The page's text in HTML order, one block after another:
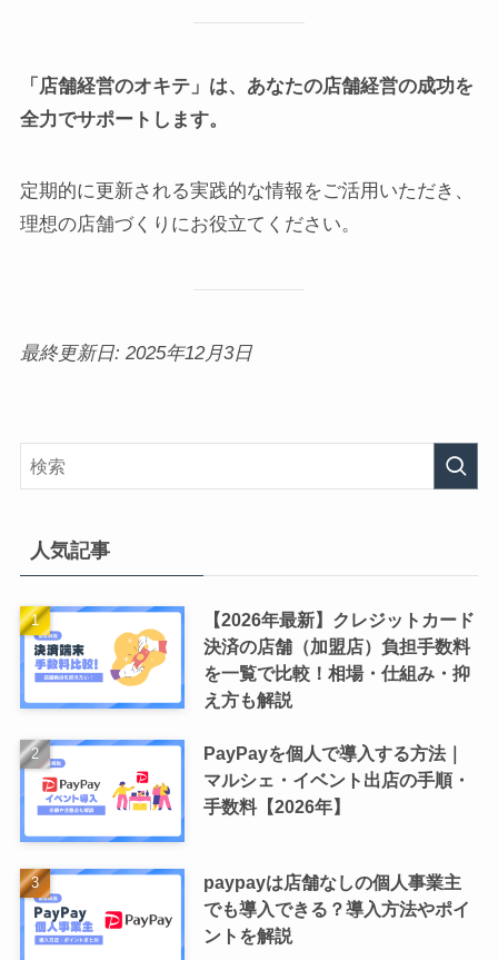
「店舗経営のオキテ」は、あなたの店舗経営の成功を
全力でサポートします。
定期的に更新される実践的な情報をご活用いただき、
理想の店舗づくりにお役立てください。
最終更新日: 2025年12月3日
人気記事
【2026年最新】クレジットカード
決済の店舗（加盟店）負担手数料
を一覧で比較！相場・仕組み・抑
え方も解説
PayPayを個人で導入する方法｜
マルシェ・イベント出店の手順・
手数料【2026年】
paypayは店舗なしの個人事業主
でも導入できる？導入方法やポイ
ントを解説